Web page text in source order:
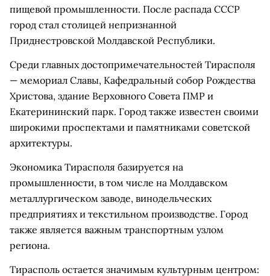
пищевой промышленности. После распада СССР
город стал столицей непризнанной
Приднестровской Молдавской Республики.
Среди главных достопримечательностей Тирасполя
— мемориал Славы, Кафедральный собор Рождества
Христова, здание Верховного Совета ПМР и
Екатерининский парк. Город также известен своими
широкими проспектами и памятниками советской
архитектуры.
Экономика Тирасполя базируется на
промышленности, в том числе на Молдавском
металлургическом заводе, винодельческих
предприятиях и текстильном производстве. Город
также является важным транспортным узлом
региона.
Тирасполь остается значимым культурным центром: